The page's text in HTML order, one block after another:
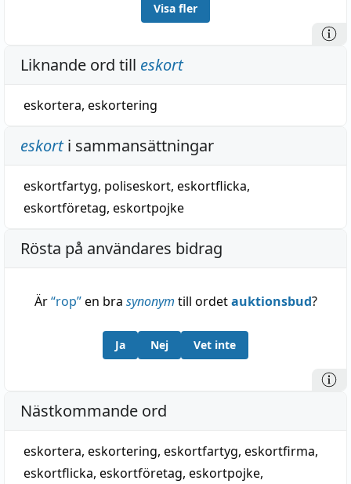
Visa fler
Liknande ord till eskort
eskortera, eskortering
eskorti sammansättningar
eskortfartyg, poliseskort, eskortflicka,
eskortföretag, eskortpojke
Rösta på användares bidrag
Är“rop”en bra synonym till ordetauktionsbud?
Ja Nej Vet inte
Nästkommande ord
eskortera, eskortering, eskortfartyg, eskortfirma,
eskortflicka, eskortföretag, eskortpojke,